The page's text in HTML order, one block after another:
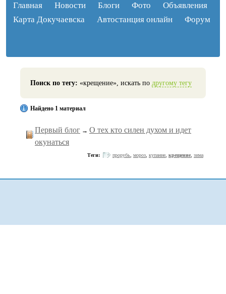
Главная Новости Блоги Фото
Объявления
Карта Докучаевска
Автостанция онлайн Форум
Поиск по тегу: «крещение», искать по другому тегу
Найдено 1 материал
Первый блог → О тех кто силен духом и идет
окунаться
Теги: прорубь мороз купание крещение зима